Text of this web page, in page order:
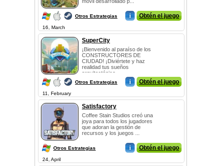
Otros Estrategias i Obtén el juego
16, March
SuperCity
¡Bienvenido al paraíso de los
CONSTRUCTORES DE
CIUDAD! ¡Diviértete y haz
realidad tus sueños
arquitectónico...
Otros Estrategias i Obtén el juego
11, February
Satisfactory
Coffee Stain Studios creó una
joya para todos los jugadores
que adoran la gestión de
recursos y los juegos ...
Otros Estrategias i Obtén el juego
24, April